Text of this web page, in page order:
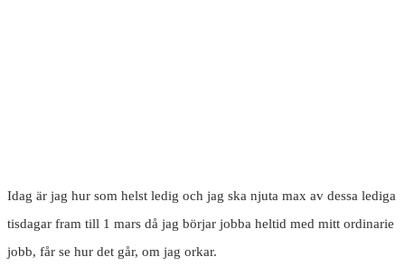
Idag är jag hur som helst ledig och jag ska njuta max av dessa lediga
tisdagar fram till 1 mars då jag börjar jobba heltid med mitt ordinarie
jobb, får se hur det går, om jag orkar.